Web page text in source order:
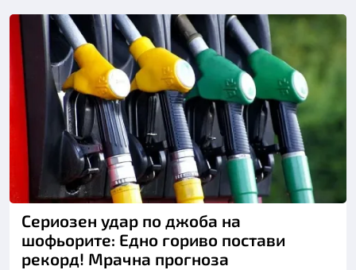
Сериозен удар по джоба на
шофьорите: Едно гориво постави
рекорд! Мрачна прогноза